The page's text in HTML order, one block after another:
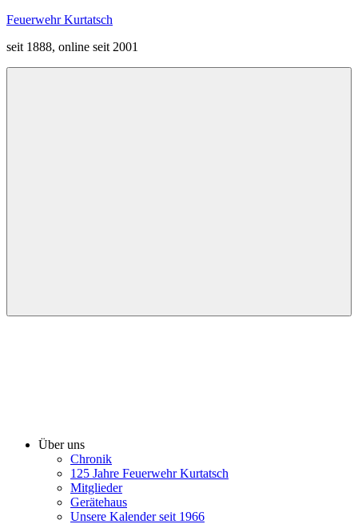
Zum
springen
Feuerwehr Kurtatsch
seit 1888, online seit 2001
Über uns
Chronik
125 Jahre Feuerwehr Kurtatsch
Mitglieder
Gerätehaus
Unsere Kalender seit 1966